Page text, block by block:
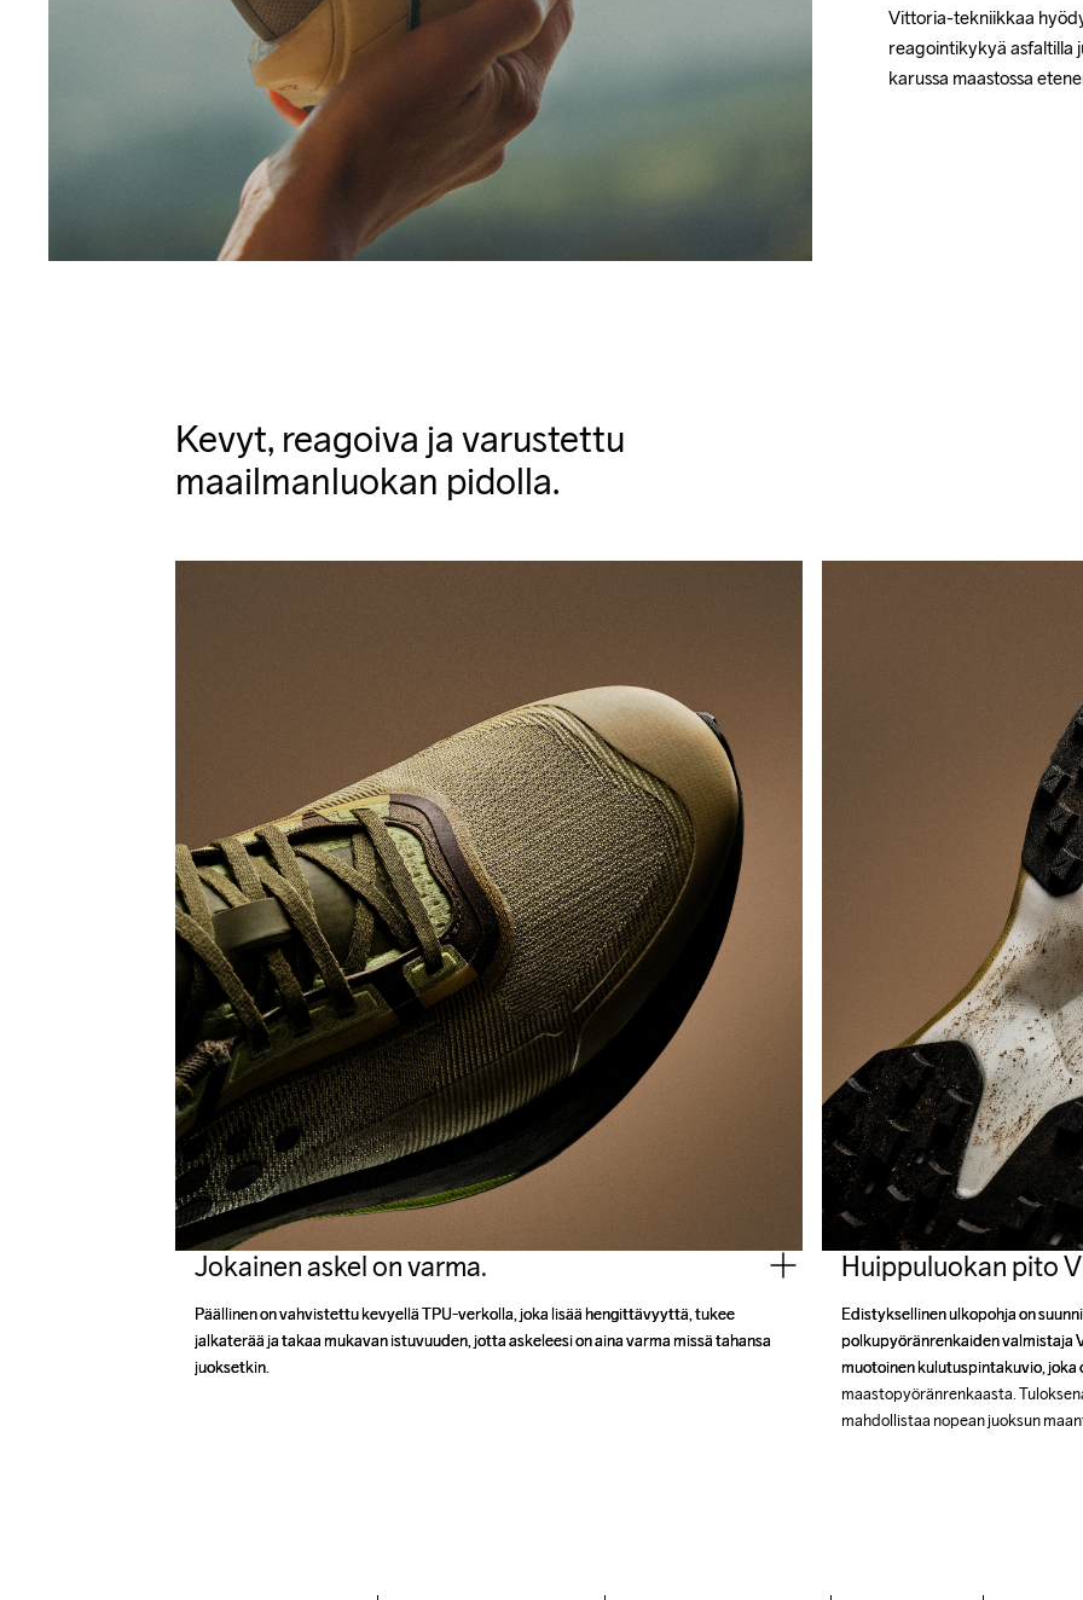
Vittoria-tekniikkaa
reagointikykyä asfaltilla
karussa maastossa
Kevyt, reagoiva ja varustettu
maailmanluokan pidolla.
Jokainen askel on varma.
Päällinen on vahvistettu kevyellä TPU-verkolla, joka lisää hengittävyyttä, tukee
jalkaterää ja takaa mukavan istuvuuden, jotta askeleesi on aina varma missä tahansa
juoksetkin.
Päällinen on vahvistettu kevyellä TPU-verkolla, joka lisää hengittävyyttä, tukee
jalkaterää ja takaa mukavan istuvuuden, jotta askeleesi on aina varma missä tahansa
juoksetkin.
Huippuluokan pito
Edistyksellinen ulkopohja on
polkupyöränrenkaiden valmistaja
muotoinen kulutuspintakuvio, joka
maastopyöränrenkaasta.
mahdollistaa nopean juoksun
Edistyksellinen ulkopohja on
polkupyöränrenkaiden valmistaja
muotoinen kulutuspintakuvio, joka
maastopyöränrenkaasta.
mahdollistaa nopean juoksun